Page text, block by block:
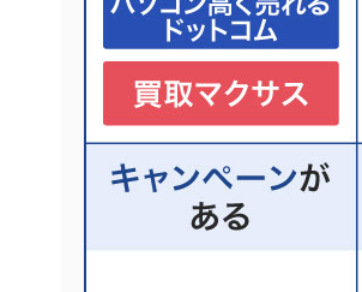
7.2リサイクルショップ
7.3地域のゴミ回収
ゲーミングPCの買取専
9ゲーミングPCの買取専
10ゲーミングPCを高く売
ポイント1.購入
10.2
ポイント2.できる
10.3ポイント3.データ
10.4ポイント4.複数業